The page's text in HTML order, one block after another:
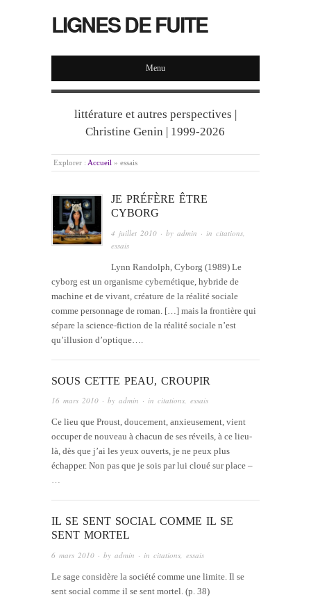
LIGNES DE FUITE
Menu
littérature et autres perspectives |
Christine Genin | 1999-2026
Explorer : Accueil » essais
JE PRÉFÈRE ÊTRE
CYBORG
4 juillet 2010 · byadmin · incitations
essais
Lynn Randolph, Cyborg (1989) Le
cyborg est un organisme cybernétique, hybride de
machine et de vivant, créature de la réalité sociale
comme personnage de roman. […] mais la frontière qui
sépare la science-fiction de la réalité sociale n’est
qu’illusion d’optique….
SOUS CETTE PEAU, CROUPIR
16 mars 2010 · by admin · in citations, essais
Ce lieu que Proust, doucement, anxieusement, vient
occuper de nouveau à chacun de ses réveils, à ce lieu-
là, dès que j’ai les yeux ouverts, je ne peux plus
échapper. Non pas que je sois par lui cloué sur place –
…
IL SE SENT SOCIAL COMME IL SE
SENT MORTEL
6 mars 2010 · by admin · in citations essais
Le sage considère la société comme une limite. Il se
sent social comme il se sent mortel. (p. 38)